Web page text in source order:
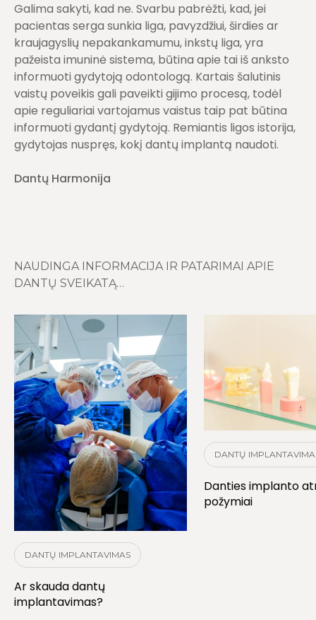
Galima sakyti, kad ne. Svarbu pabrėžti, kad, jei
pacientas serga sunkia liga, pavyzdžiui, širdies ar
kraujagyslių nepakankamumu, inkstų liga, yra
pažeista imuninė sistema, būtina apie tai iš anksto
informuoti gydytoją odontologą. Kartais šalutinis
vaistų poveikis gali paveikti gijimo procesą, todėl
apie reguliariai vartojamus vaistus taip pat būtina
informuoti gydantį gydytoją. Remiantis ligos istorija,
gydytojas nuspręs, kokį dantų implantą naudoti.
Dantų Harmonija
NAUDINGA INFORMACIJA IR PATARIMAI APIE
DANTŲ SVEIKATĄ…
DANTŲ IMPLANTAVIMAS
Ar skauda dantų
implantavimas?
DANTŲ
Danties implanto
požymiai